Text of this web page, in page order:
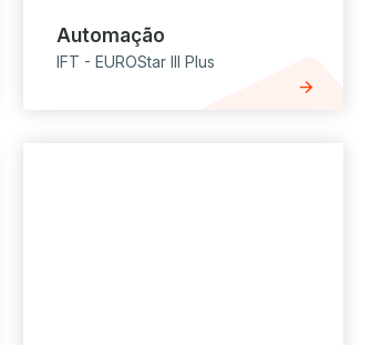
Automação
IFT - EUROStar III Plus
arrow_forward